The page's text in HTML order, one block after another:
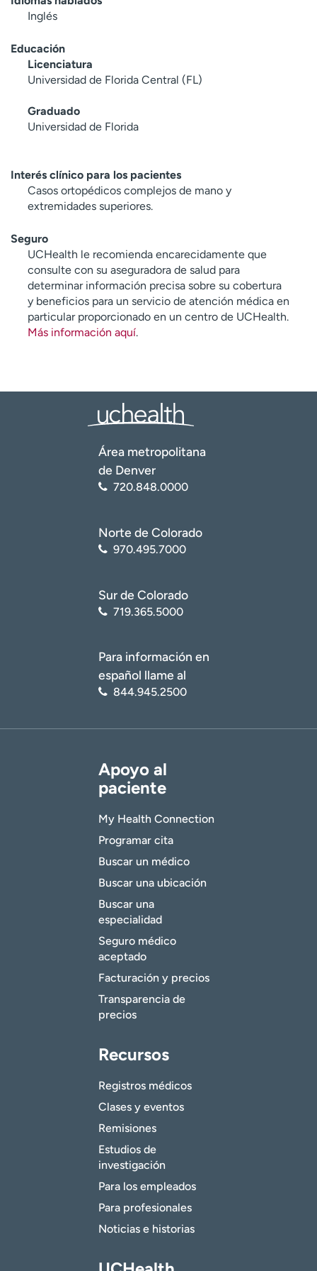
Inglés
Educación
Licenciatura
Universidad de Florida Central (FL)
Graduado
Universidad de Florida
Interés clínico para los pacientes
Casos ortopédicos complejos de mano y
extremidades superiores.
Seguro
UCHealth le recomienda encarecidamente que
consulte con su aseguradora de salud para
determinar información precisa sobre su cobertura
y beneficios para un servicio de atención médica en
particular proporcionado en un centro de UCHealth.
Más información aquí.
Área metropolitana
de Denver
720.848.0000
Norte de Colorado
970.495.7000
Sur de Colorado
719.365.5000
Para información en
español llame al
844.945.2500
Apoyo al
paciente
My Health Connection
Programar cita
Buscar un médico
Buscar una ubicación
Buscar una
especialidad
Seguro médico
aceptado
Facturación y precios
Transparencia de
precios
Recursos
Registros médicos
Clases y eventos
Remisiones
Estudios de
investigación
Para los empleados
Para profesionales
Noticias e historias